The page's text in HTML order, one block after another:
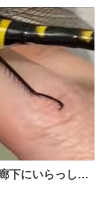
下にいらっしゃ
いできるなんて